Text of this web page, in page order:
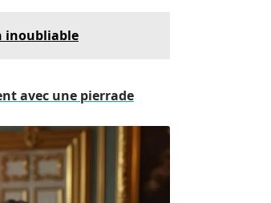
inoubliable
avec une pierrade